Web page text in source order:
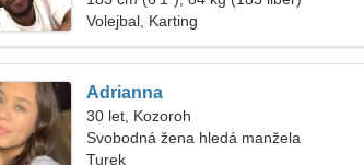
Volejbal, Karting
Adrianna
30 let, Kozoroh
Svobodná žena hledá manžela
Turek